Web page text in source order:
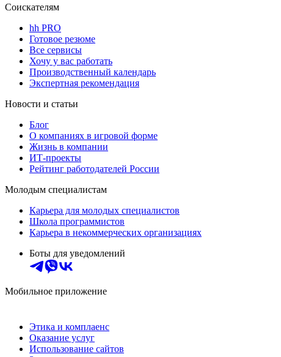
Соискателям
hh PRO
Готовое резюме
Все сервисы
Хочу у вас работать
Производственный календарь
Экспертная рекомендация
Новости и статьи
Блог
О компаниях в игровой форме
Жизнь в компании
ИТ-проекты
Рейтинг работодателей России
Молодым специалистам
Карьера для молодых специалистов
Школа программистов
Карьера в некоммерческих организациях
Боты для уведомлений
Мобильное приложение
Этика и комплаенс
Оказание услуг
Использование сайтов